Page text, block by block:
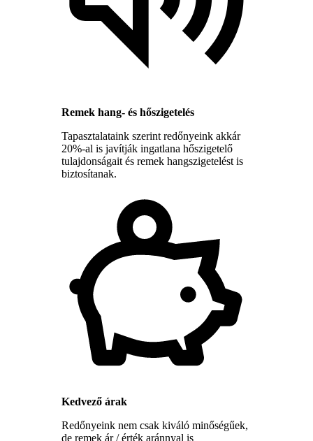
Remek hang- és hőszigetelés
Tapasztalataink szerint redőnyeink akkár
20%-al is javítják ingatlana hőszigetelő
tulajdonságait és remek hangszigetelést is
biztosítanak.
Kedvező árak
Redőnyeink nem csak kiváló minőségűek,
de remek ár / érték aránnyal is